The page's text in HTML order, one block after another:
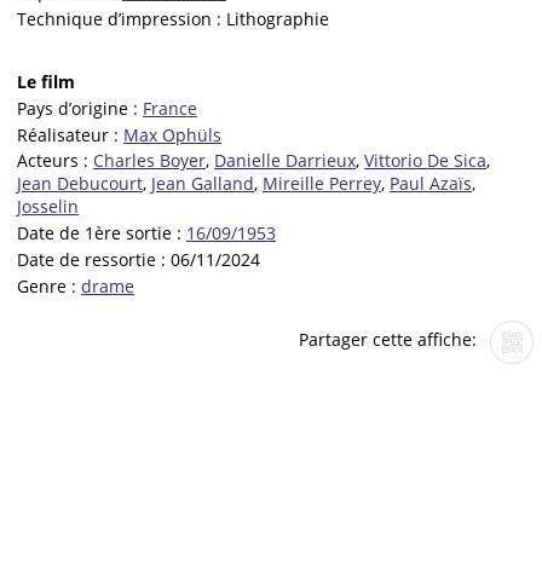
Technique d’impression : Lithographie
Le film
Pays d’origine : France
Réalisateur : Max Ophüls
Acteurs : Charles Boyer, Danielle Darrieux, Vittorio De Sica,
Jean Debucourt, Jean Galland, Mireille Perrey, Paul Azaïs,
Josselin
Date de 1ère sortie : 16/09/1953
Date de ressortie : 06/11/2024
Genre : drame
Partager cette affiche: